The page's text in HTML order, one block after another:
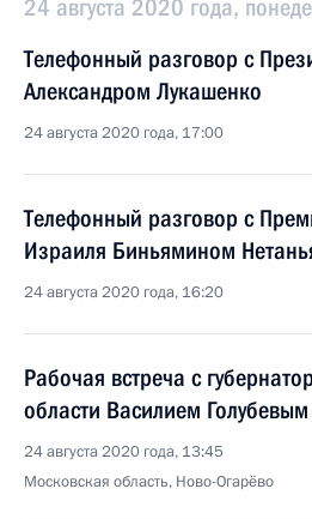
24 августа 2020 года,
Телефонный разговор с
Александром Лукашенко
24 августа 2020 года, 17:00
Телефонный разговор с
Израиля Биньямином
24 августа 2020 года, 16:20
Рабочая встреча с
области Василием Голубевым
24 августа 2020 года, 13:45
Московская область, Ново-Огарёво